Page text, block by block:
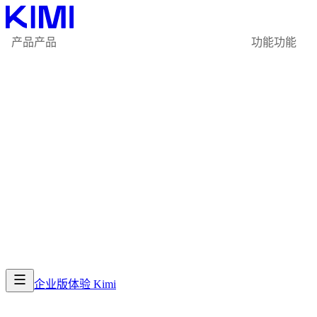
产品产品 功能功能
企业版体验 Kimi